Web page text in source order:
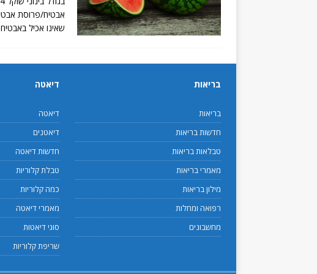
שאינו אכיל באבטיח
בריאות
בריאות
חדשות בריאות
טבלאות בריאות
מאמרי בריאות
מילון בריאות
רפואה ומחלות
מחשבונים
דיאטה
דיאטה
דיאטנים
חדשות דיאטה
טבלת קלוריות
כמה קלוריות
מאמרי דיאטה
סוגי דיאטות
שריפת קלוריות